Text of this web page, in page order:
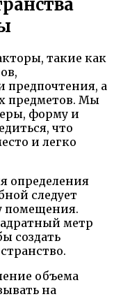
такие как
предпочтения, а
предметов. Мы
форму и
что
и легко
определения
следует
помещения.
метр
создать
объема
на